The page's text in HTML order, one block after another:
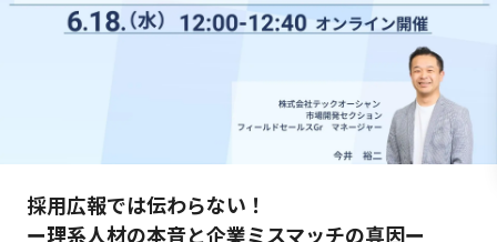
採用広報では伝わらない！
ー理系人材の本音と企業ミスマッチの真因ー